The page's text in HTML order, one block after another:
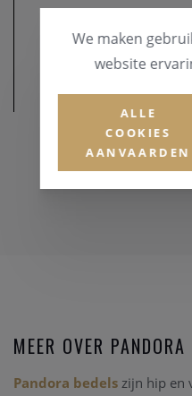
AFMETINGEN
MEER OVER PANDORA
Pandora bedels zijn hip en
We maken
website
ALLE
COOKIES
AANVAARDEN